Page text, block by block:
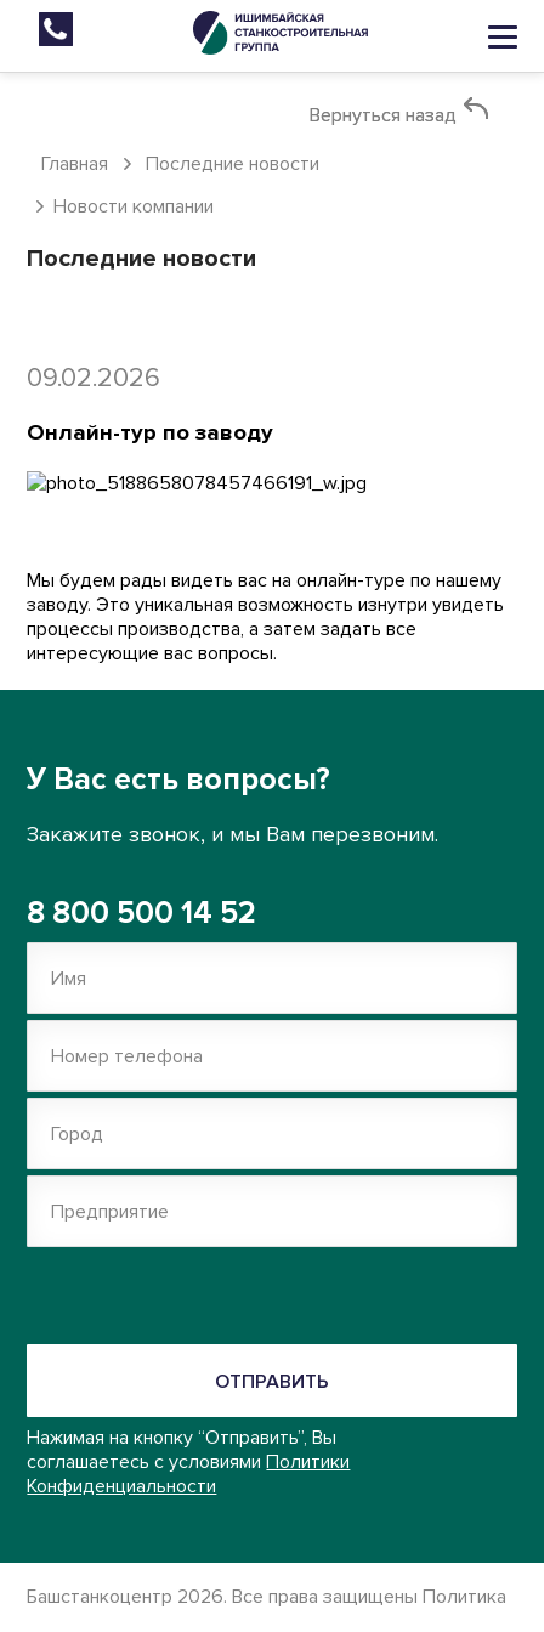
Вернуться назад
Главная
Вернуться назад
Последние новости
Новости компании
Последние новости
09.02.2026
Онлайн-тур по заводу
Мы будем рады видеть вас на онлайн-туре по нашему
заводу. Это уникальная возможность изнутри увидеть
процессы производства, а затем задать все
интересующие вас вопросы.
У Вас есть вопросы?
Закажите звонок, и мы Вам перезвоним.
8 800 500 14 52
Имя
Номер телефона
Город
Предприятие
ОТПРАВИТЬ
Нажимая на кнопку “Отправить”, Вы
соглашаетесь с условиямиПолитики
Конфиденциальности
Башстанкоцентр 2026. Все права защищеныПолитика